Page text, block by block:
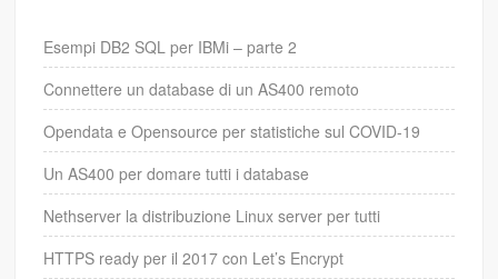
Esempi DB2 SQL per IBMi – parte 2
Connettere un database di un AS400 remoto
Opendata e Opensource per statistiche sul COVID-19
Un AS400 per domare tutti i database
Nethserver la distribuzione Linux server per tutti
HTTPS ready per il 2017 con Let’s Encrypt